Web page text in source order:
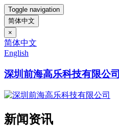
Toggle navigation
简体中文
×
简体中文
English
深圳前海高乐科技有限公司
新闻资讯